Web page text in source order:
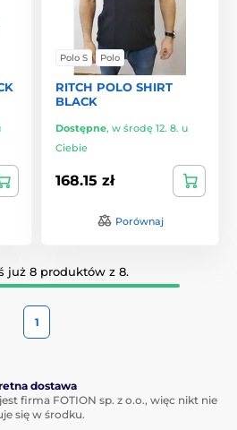
Polo S Polo
RITCH POLO SHIRT
BLACK
Dostępne, w środę 12. 8. u
Ciebie
168.15 zł
Porównaj
już 8 produktów z 8.
1
dostawa
firma FOTION sp. z o.o., więc nikt nie
się w środku.